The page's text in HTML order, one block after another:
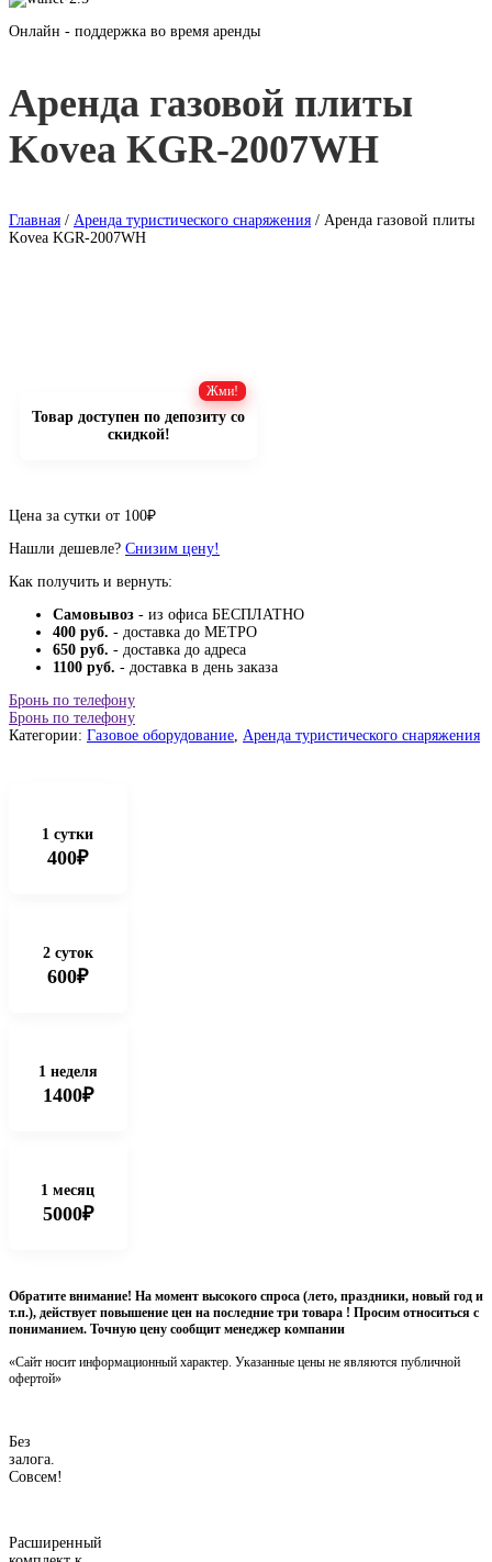
Онлайн - поддержка во время аренды
Аренда газовой плиты
Kovea KGR-2007WH
Главная / Аренда туристического снаряжения / Аренда газовой плиты
Kovea KGR-2007WH
Товар доступен по депозиту со
скидкой!
Цена за сутки от 100₽
Нашли дешевле? Снизим цену!
Как получить и вернуть:
Самовывоз - из офиса БЕСПЛАТНО
400 руб. - доставка до МЕТРО
650 руб. - доставка до адреса
1100 руб. - доставка в день заказа
Бронь по телефону
Бронь по телефону
Категории: Газовое оборудование, Аренда туристического снаряжения
1 сутки
400₽
2 суток
600₽
1 неделя
1400₽
1 месяц
5000₽
Обратите внимание! На момент высокого спроса (лето, праздники, новый год и
т.п.), действует повышение цен на последние три товара ! Просим относиться с
пониманием. Точную цену сообщит менеджер компании
«Сайт носит информационный характер. Указанные цены не являются публичной
офертой»
Без
залога.
Совсем!
Расширенный